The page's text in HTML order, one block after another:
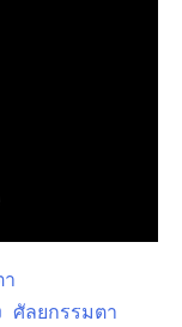
ศัลยกรรมตา